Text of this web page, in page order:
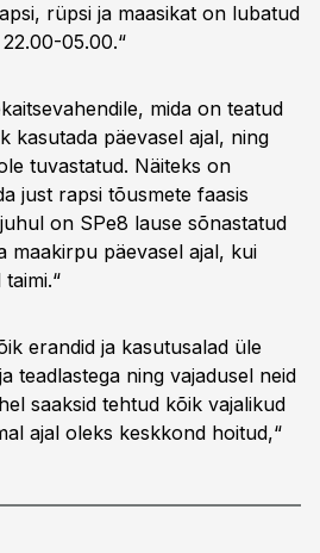
rüpsi ja maasikat on lubatud
05.00.“
mida on teatud
kasutada päevasel ajal, ning
tuvastatud. Näiteks on
just rapsi tõusmete faasis
on SPe8 lause sõnastatud
maakirpu päevasel ajal, kui
erandid ja kasutusalad üle
teadlastega ning vajadusel neid
saaksid tehtud kõik vajalikud
ajal oleks keskkond hoitud,“